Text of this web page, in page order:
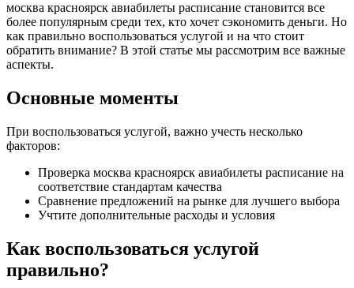
москва красноярск авиабилеты расписание становится все
более популярным среди тех, кто хочет сэкономить деньги. Но
как правильно воспользоваться услугой и на что стоит
обратить внимание? В этой статье мы рассмотрим все важные
аспекты.
Основные моменты
При воспользоваться услугой, важно учесть несколько
факторов:
Проверка москва красноярск авиабилеты расписание на
соответствие стандартам качества
Сравнение предложений на рынке для лучшего выбора
Учтите дополнительные расходы и условия
Как воспользоваться услугой
правильно?